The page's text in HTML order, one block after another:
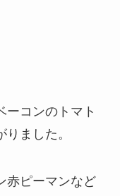
ーコンのトマト
ました。
赤ピーマンなど